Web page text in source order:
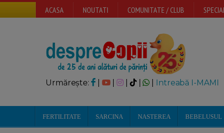
ACASA NOUTATI COMUNITATE / CLUB
Urmărește: | | Intreabă I-MAMI
FERTILITATE SARCINA NASTEREA BEBELUSUL